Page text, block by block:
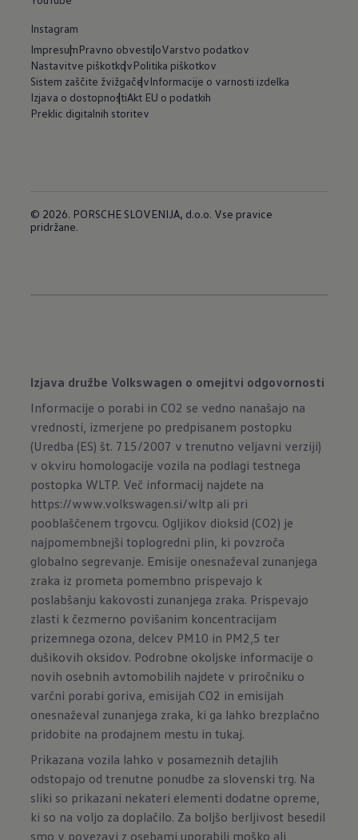
Instagram
ImpresumPravno obvestiloVarstvo podatkov
Nastavitve piškotkovPolitika piškotkov
Sistem zaščite žvižgačevInformacije o varnosti izdelka
Izjava o dostopnostiAkt EU o podatkih
Preklic digitalnih storitev
© 2026. PORSCHE SLOVENIJA, d.o.o. Vse pravice
pridržane.
Izjava družbe Volkswagen o omejitvi odgovornosti
Informacije o porabi in CO2 se vedno nanašajo na
vrednosti, izmerjene po predpisanem postopku
(Uredba (ES) št. 715/2007 v trenutno veljavni verziji)
v okviru homologacije vozila na podlagi testnega
postopka WLTP. Več informacij najdete na
https://www.volkswagen.si/wltp ali pri
pooblaščenem trgovcu. Ogljikov dioksid (CO2) je
najpomembnejši toplogredni plin, ki povzroča
globalno segrevanje. Emisije onesnaževal zunanjega
zraka iz prometa pomembno prispevajo k
poslabšanju kakovosti zunanjega zraka. Prispevajo
zlasti k čezmerno povišanim koncentracijam
prizemnega ozona, delcev PM10 in PM2,5 ter
dušikovih oksidov. Podrobne okoljske informacije o
novih osebnih avtomobilih najdete v priročniku o
varčni porabi goriva, emisijah CO2 in emisijah
onesnaževal zunanjega zraka, ki ga lahko brezplačno
pridobite na prodajnem mestu intukaj.
Prikazana vozila lahko v posameznih detajlih
odstopajo od trenutne ponudbe za slovenski trg. Na
sliki so prikazani nekateri elementi dodatne opreme,
ki so na voljo za doplačilo. Za boljšo berljivost besedil
smo v povezavi z osebami uporabili moško ali